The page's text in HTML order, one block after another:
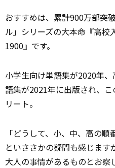
おすすめは、累計900万部突
ル」シリーズの大本命『高
1900』です。
小学生向け単語集が2020年
語集が2021年に出版され、こ
リート。
「どうして、小、中、高の順
といささかの疑問も感じます
大人の事情があるものとお察